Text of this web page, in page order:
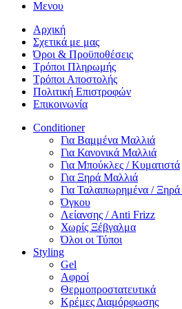
Μενου
Αρχική
Σχετικά με μας
Όροι & Προϋποθέσεις
Τρόποι Πληρωμής
Τρόποι Αποστολής
Πολιτική Επιστροφών
Επικοινωνία
Conditioner
Για Βαμμένα Μαλλιά
Για Κανονικά Μαλλιά
Για Μπούκλες / Κυματιστά
Για Ξηρά Μαλλιά
Για Ταλαιπωρημένα /
Όγκου
Λείανσης / Anti Frizz
Χωρίς Ξέβγαλμα
Όλοι οι Τύποι
Styling
Gel
Αφροί
Θερμοπροστατευτικά
Κρέμες Διαμόρφωσης